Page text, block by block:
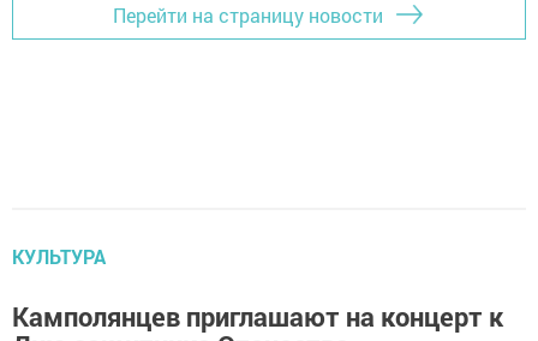
Перейти на страницу новости
КУЛЬТУРА
Камполянцев приглашают на концерт к